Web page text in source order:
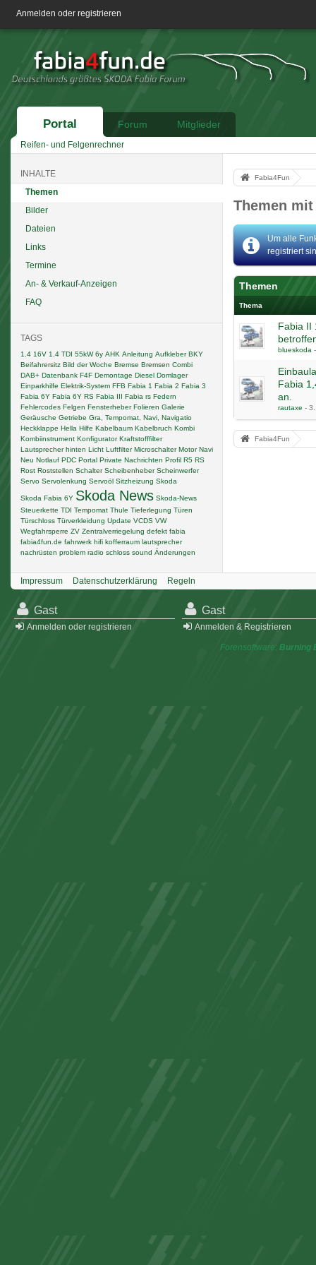
Anmelden oder registrieren
Portal Forum Mitglieder
Reifen- und Felgenrechner
INHALTE
Themen
Bilder
Dateien
Links
Termine
An- & Verkauf-Anzeigen
FAQ
TAGS
1.4 16V 1.4 TDI 55kW 6y AHK Anleitung Aufkleber BKY
Beifahrersitz Bild der Woche Bremse Bremsen Combi
DAB+ Datenbank F4F Demontage Diesel Domlager
Einparkhilfe Elektrik-System FFB Fabia 1 Fabia 2 Fabia 3
Fabia 6Y Fabia 6Y RS Fabia III Fabia rs Federn
Fehlercodes Felgen Fensterheber Folieren Galerie
Geräusche Getriebe Gra, Tempomat, Navi, Navigatio
Heckklappe Hella Hilfe Kabelbaum Kabelbruch Kombi
Kombiinstrument Konfigurator Kraftstofffilter
Lautsprecher hinten Licht Luftfilter Microschalter Motor Navi
Neu Notlauf PDC Portal Private Nachrichten Profil R5 RS
Rost Roststellen Schalter Scheibenheber Scheinwerfer
Servo Servolenkung Servoöl Sitzheizung Skoda
Skoda Fabia 6Y Skoda News Skoda-News
Steuerkette TDI Tempomat Thule Tieferlegung Türen
Türschloss Türverkleidung Update VCDS VW
Wegfahrsperre ZV Zentralverriegelung defekt fabia
fabia4fun.de fahrwerk hifi kofferraum lautsprecher
nachrüsten problem radio schloss sound Änderungen
Fabia4Fun
Themen mit
Um alle
registriert
Themen
Thema
Fabia II
blueskoda
Fabia
an.
rautaxe -
Fabia4Fun
Impressum Datenschutzerklärung Regeln
Gast
Anmelden oder registrieren
Gast
Anmelden & Registrieren
Forensoftware: Burning